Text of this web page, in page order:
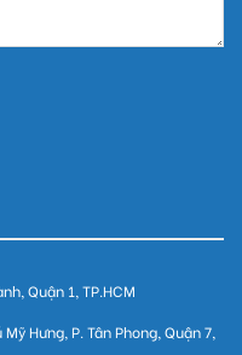
Quận 1, TP.HCM
Hưng, P. Tân Phong, Quận 7,